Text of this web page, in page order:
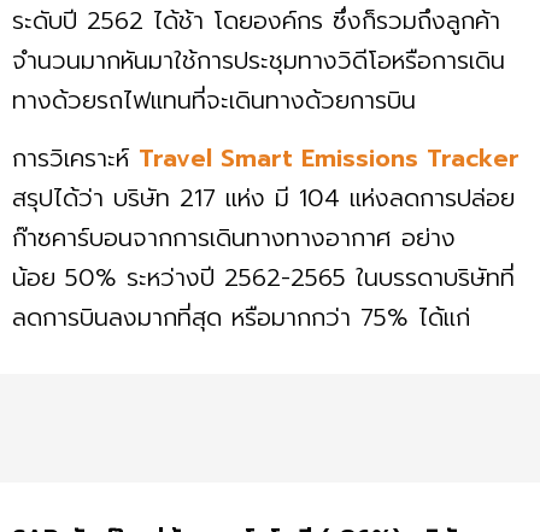
ระดับปี 2562 ได้ช้า โดยองค์กร ซึ่งก็รวมถึงลูกค้า
จำนวนมากหันมาใช้การประชุมทางวิดีโอหรือการเดิน
ทางด้วยรถไฟแทนที่จะเดินทางด้วยการบิน
การวิเคราะห์ Travel Smart Emissions Tracker
สรุปได้ว่า บริษัท 217 แห่ง มี 104 แห่งลดการปล่อย
ก๊าซคาร์บอนจากการเดินทางทางอากาศ อย่าง
น้อย 50% ระหว่างปี 2562-2565 ในบรรดาบริษัทที่
ลดการบินลงมากที่สุด หรือมากกว่า 75% ได้แก่